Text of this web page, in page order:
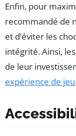
Enfin, pour
recommandé de
et d’éviter les
intégrité. Ainsi,
de leur
expérience de